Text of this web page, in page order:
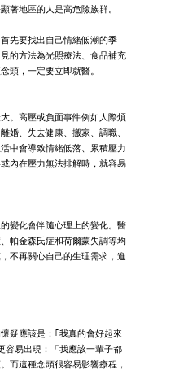
著地區的人是高危險族群。
先要找出自己情緒低潮的季
的方法為光照療法、食品補充
頭，一定要立即就醫。
。高壓或負面事件例如人際煩
婚、失去健康、搬家、調職、
中會導致情緒低落、累積壓力
內在壓力無法排解時，就容易
變化會伴隨心理上的變化。醫
帕金森氏症和荷爾蒙失調等均
不再關心自己的生理需求，進
疑應該是：｢我真的會好起來
容易出現：「我應該一輩子都
而這種念頭很容易影響療程，